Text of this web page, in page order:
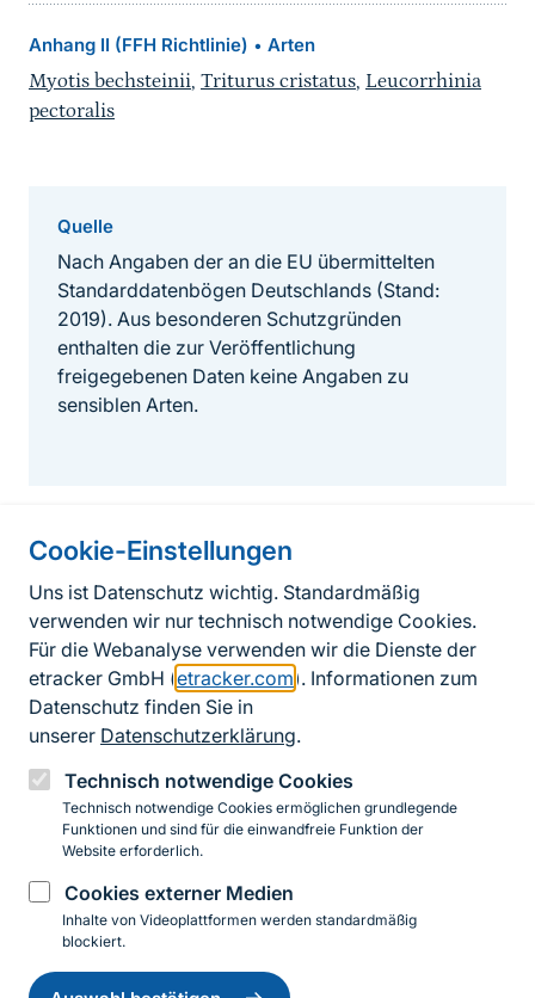
Cookie-Einstellungen
Uns ist Datenschutz wichtig. Standardmäßig
verwenden wir nur technisch notwendige Cookies.
Für die Webanalyse verwenden wir die Dienste der
etracker GmbH (etracker.com ). Informationen zum
Datenschutz finden Sie in
unserer Datenschutzerklärung.
Technisch notwendige Cookies
Technisch notwendige Cookies ermöglichen grundlegende
Funktionen und sind für die einwandfreie Funktion der
Website erforderlich.
Cookies externer Medien
Inhalte von Videoplattformen werden standardmäßig
blockiert.
Einwilligung
Anhang II (FFH Richtlinie) • Arten
Myotis bechsteinii, Triturus cristatus, Leucorrhinia
pectoralis
Quelle
Nach Angaben der an die EU übermittelten
Standarddatenbögen Deutschlands (Stand:
2019). Aus besonderen Schutzgründen
enthalten die zur Veröffentlichung
freigegebenen Daten keine Angaben zu
sensiblen Arten.
Informationen zur Seite
FußzeileKontakt zum BfN
Kontaktformular
Erklärung zur Barrierefreiheit
Impressum
Datenschutz
InstagramFacebookYouTubeLinkedIn
© 2026 Bundesamt für Naturschutz